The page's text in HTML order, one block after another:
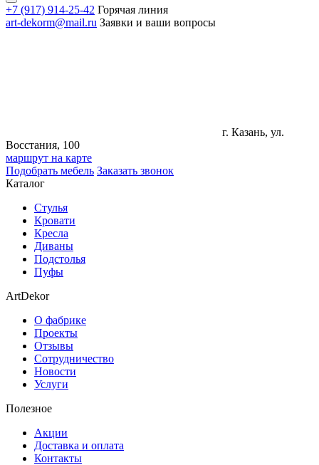
+7 (917) 914-25-42 Горячая линия
art-dekorm@mail.ru Заявки и ваши вопросы
г. Казань, ул.
Восстания, 100
маршрут на карте
Подобрать мебель Заказать звонок
Каталог
Стулья
Кровати
Кресла
Диваны
Подстолья
Пуфы
ArtDekor
О фабрике
Проекты
Отзывы
Сотрудничество
Новости
Услуги
Полезное
Акции
Доставка и оплата
Контакты